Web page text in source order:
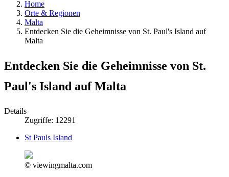
Home
Orte & Regionen
Malta
Entdecken Sie die Geheimnisse von St. Paul's Island auf
Malta
Entdecken Sie die Geheimnisse von St.
Paul's Island auf Malta
Details
Zugriffe: 12291
St Pauls Island
© viewingmalta.com